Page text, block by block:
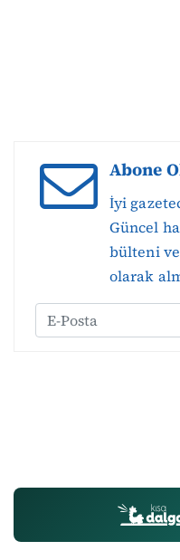
Abone
İyi
Güncel
bülteni
olarak